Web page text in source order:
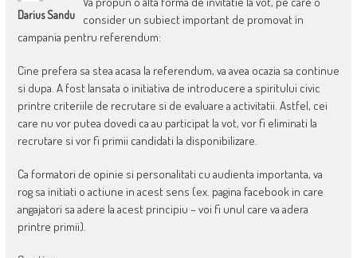
Darius Sandu
consider un subiect important de promovat in
campania pentru referendum:
Cine prefera sa stea acasa la referendum, va avea ocazia sa continue
si dupa. A fost lansata o initiativa de introducere a spiritului civic
printre criteriile de recrutare si de evaluare a activitatii. Astfel, cei
care nu vor putea dovedi ca au participat la vot, vor fi eliminati la
recrutare si vor fi primii candidati la disponibilizare.
Ca formatori de opinie si personalitati cu audienta importanta, va
rog sa initiati o actiune in acest sens (ex. pagina facebook in care
angajatori sa adere la acest principiu – voi fi unul care va adera
printre primii).